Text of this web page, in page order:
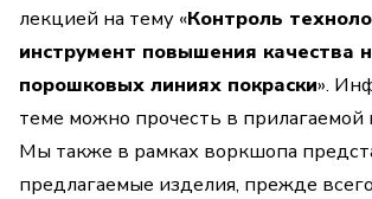
лекцией на тему «Контроль
инструмент повышения качества
порошковых линиях покраски».
теме можно прочесть в прилагаемой
Мы также в рамках воркшопа
предлагаемые изделия, прежде